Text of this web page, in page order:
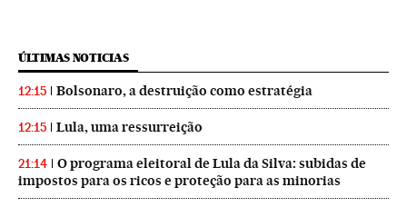
ÚLTIMAS NOTICIAS
12:15 Bolsonaro, a destruição como estratégia
12:15 Lula, uma ressurreição
21:14
O programa eleitoral de Lula da Silva: subidas de
impostos para os ricos e proteção para as minorias